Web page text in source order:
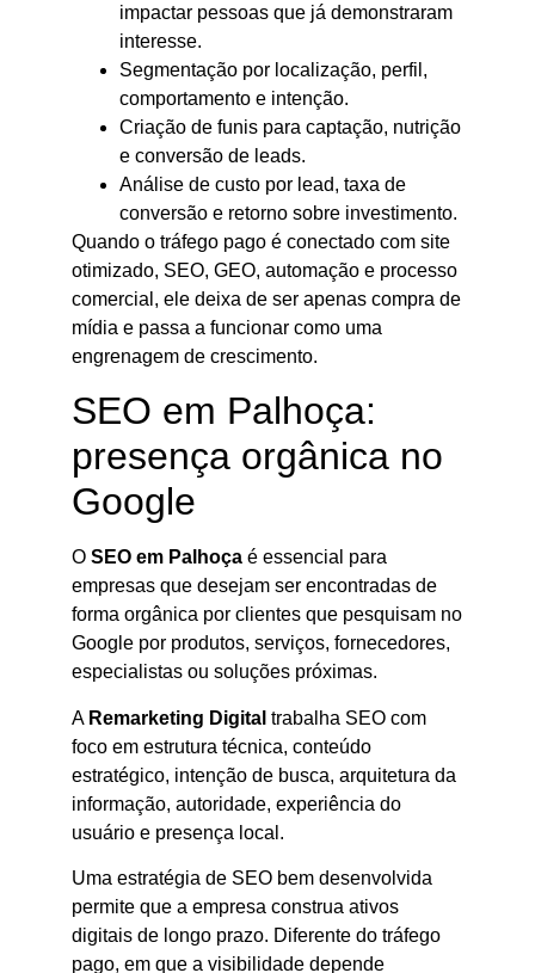
impactar pessoas que já demonstraram
interesse.
Segmentação por localização, perfil,
comportamento e intenção.
Criação de funis para captação, nutrição
e conversão de leads.
Análise de custo por lead, taxa de
conversão e retorno sobre investimento.
Quando o tráfego pago é conectado com site
otimizado, SEO, GEO, automação e processo
comercial, ele deixa de ser apenas compra de
mídia e passa a funcionar como uma
engrenagem de crescimento.
SEO em Palhoça:
presença orgânica no
Google
O SEO em Palhoça é essencial para
empresas que desejam ser encontradas de
forma orgânica por clientes que pesquisam no
Google por produtos, serviços, fornecedores,
especialistas ou soluções próximas.
A Remarketing Digital trabalha SEO com
foco em estrutura técnica, conteúdo
estratégico, intenção de busca, arquitetura da
informação, autoridade, experiência do
usuário e presença local.
Uma estratégia de SEO bem desenvolvida
permite que a empresa construa ativos
digitais de longo prazo. Diferente do tráfego
pago, em que a visibilidade depende